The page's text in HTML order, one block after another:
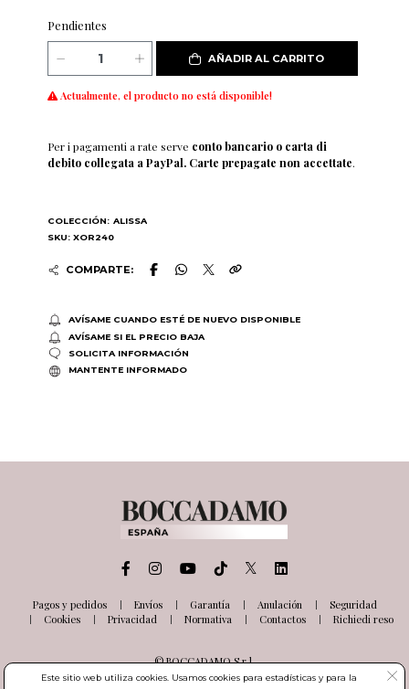
Pendientes
AÑADIR AL CARRITO
Actualmente, el producto no está disponible!
Per i pagamenti a rate serve conto bancario o carta di
debito collegata a PayPal. Carte prepagate non accettate.
COLECCIÓN: ALISSA
SKU: XOR240
COMPARTE:
AVÍSAME CUANDO ESTÉ DE NUEVO DISPONIBLE
AVÍSAME SI EL PRECIO BAJA
SOLICITA INFORMACIÓN
MANTENTE INFORMADO
Pagos y pedidos Envíos Garantía Anulación
Seguridad
Cookies
Privacidad Normativa Contactos Richiedi reso
© BOCCADAMO S.r.l.
Via delle Industrie, 26
Este sitio web utiliza cookies. Usamos cookies para estadísticas y para la